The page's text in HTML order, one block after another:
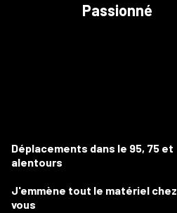
Passionné
Déplacements dans le 95, 75 et
alentours
J'emmène tout le matériel chez
vous